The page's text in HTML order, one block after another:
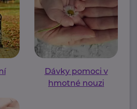
Dávky pomoci v
hmotné nouzi